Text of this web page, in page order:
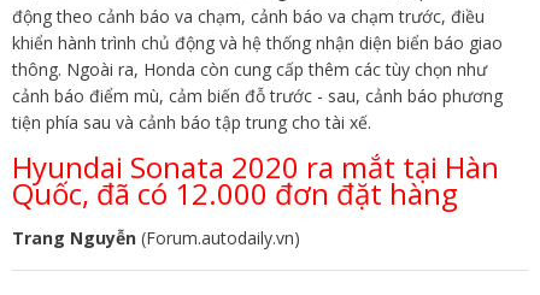
động theo cảnh báo va chạm, cảnh báo va chạm trước, điều
khiển hành trình chủ động và hệ thống nhận diện biển báo giao
thông. Ngoài ra, Honda còn cung cấp thêm các tùy chọn như
cảnh báo điểm mù, cảm biến đỗ trước - sau, cảnh báo phương
tiện phía sau và cảnh báo tập trung cho tài xế.
Hyundai Sonata 2020 ra mắt tại Hàn
Quốc, đã có 12.000 đơn đặt hàng
Trang Nguyễn (Forum.autodaily.vn)